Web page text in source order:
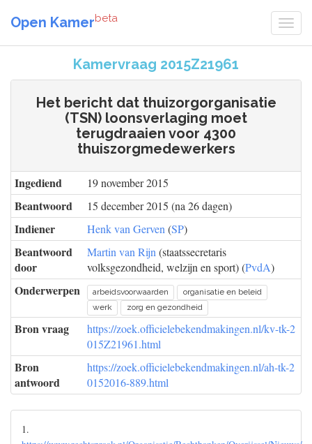
Open Kamerbeta
Kamervraag 2015Z21961
Het bericht dat thuizorgorganisatie
(TSN) loonsverlaging moet
terugdraaien voor 4300
thuiszorgmedewerkers
Ingediend 19 november 2015
Beantwoord 15 december 2015 (na 26 dagen)
Indiener Henk van Gerven (SP)
Beantwoord
door
Martin van Rijn (staatssecretaris
volksgezondheid, welzijn en sport) (PvdA)
Onderwerpen arbeidsvoorwaarden
organisatie en beleid
werk
zorg en gezondheid
Bron vraag
https://zoek.officielebekendmakingen.nl/kv-tk-2
015Z21961.html
Bron
antwoord
https://zoek.officielebekendmakingen.nl/ah-tk-2
0152016-889.html
1.